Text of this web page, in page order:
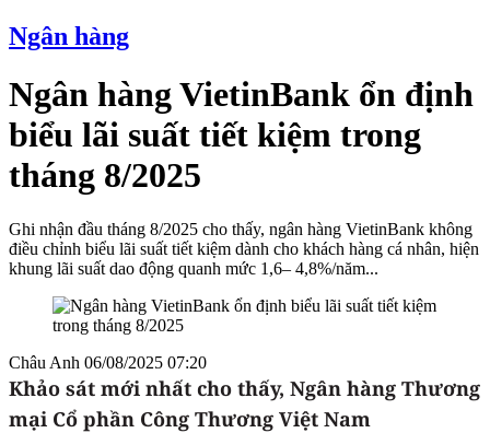
Ngân hàng
Ngân hàng VietinBank ổn định
biểu lãi suất tiết kiệm trong
tháng 8/2025
Ghi nhận đầu tháng 8/2025 cho thấy, ngân hàng VietinBank không
điều chỉnh biểu lãi suất tiết kiệm dành cho khách hàng cá nhân, hiện
khung lãi suất dao động quanh mức 1,6– 4,8%/năm...
Châu Anh 06/08/2025 07:20
Khảo sát mới nhất cho thấy, Ngân hàng Thương
mại Cổ phần Công Thương Việt Nam